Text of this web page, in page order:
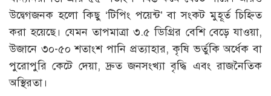
উদ্বেগজনক হলো কিছু ‘টিপিং পয়েন্ট’ বা সংকট মুহূর্ত চিহ্নিত
করা হয়েছে। যেমন তাপমাত্রা ৩.৫ ডিগ্রির বেশি বেড়ে যাওয়া,
উজানে ৩০-৫০ শতাংশ পানি প্রত্যাহার, কৃষি ভর্তুকি অর্ধেক বা
পুরোপুরি কেটে দেয়া, দ্রুত জনসংখ্যা বৃদ্ধি এবং রাজনৈতিক
অস্থিরতা।